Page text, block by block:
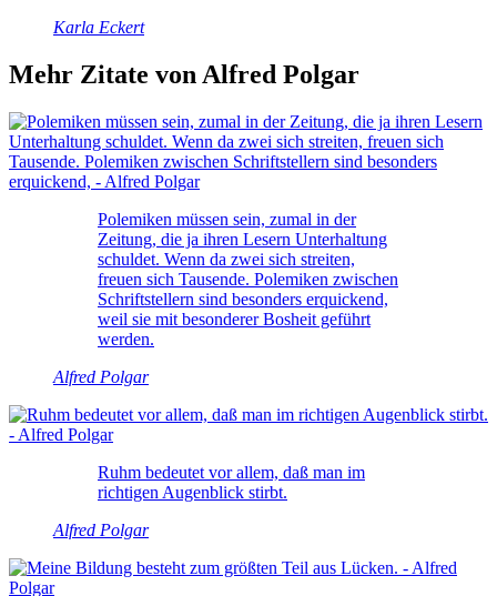
Karla Eckert
Mehr Zitate von Alfred Polgar
Polemiken müssen sein, zumal in der
Zeitung, die ja ihren Lesern Unterhaltung
schuldet. Wenn da zwei sich streiten,
freuen sich Tausende. Polemiken zwischen
Schriftstellern sind besonders erquickend,
weil sie mit besonderer Bosheit geführt
werden.
Alfred Polgar
Ruhm bedeutet vor allem, daß man im
richtigen Augenblick stirbt.
Alfred Polgar